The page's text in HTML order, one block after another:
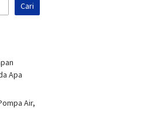
Cari
Apa
Air,